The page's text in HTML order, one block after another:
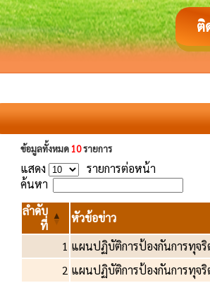
ติ
ข้อมูลทั้งหมด 10รายการ
แสดง
รายการต่อหน้า
ค้นหา
ลำดับ
ที่
หัวข้อข่าว
1 แผนปฏิบัติการป้องกันการทุจ
2 แผนปฏิบัติการป้องกันการทุจ